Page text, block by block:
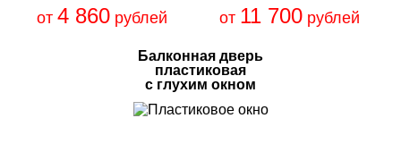
от 4 860 рублей от 11 700рублей
Балконная дверь
пластиковая
с глухим окном